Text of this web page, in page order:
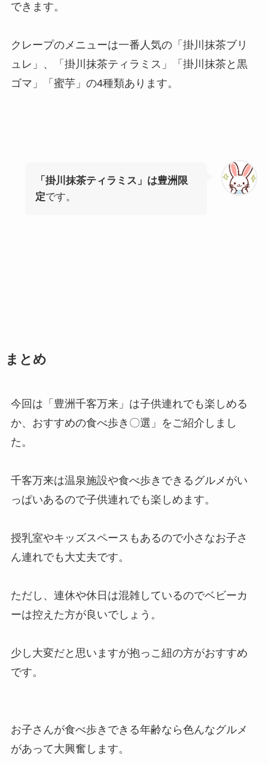
できます。
クレープのメニューは一番人気の「掛川抹茶ブリ
ュレ」、「掛川抹茶ティラミス」「掛川抹茶と黒
ゴマ」「蜜芋」の4種類あります。
「掛川抹茶ティラミス」は豊洲限
定です。
まとめ
今回は「豊洲千客万来」は子供連れでも楽しめる
か、おすすめの食べ歩き〇選」をご紹介しまし
た。
千客万来は温泉施設や食べ歩きできるグルメがい
っぱいあるので子供連れでも楽しめます。
授乳室やキッズスペースもあるので小さなお子さ
ん連れでも大丈夫です。
ただし、連休や休日は混雑しているのでベビーカ
ーは控えた方が良いでしょう。
少し大変だと思いますが抱っこ紐の方がおすすめ
です。
お子さんが食べ歩きできる年齢なら色んなグルメ
があって大興奮します。